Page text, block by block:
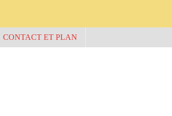
CONTACT ET PLAN